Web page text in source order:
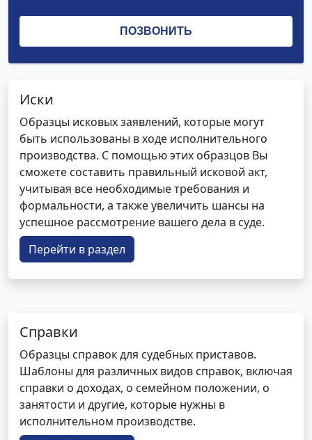
Иски
Образцы исковых заявлений, которые могут
быть использованы в ходе исполнительного
производства. С помощью этих образцов Вы
сможете составить правильный исковой акт,
учитывая все необходимые требования и
формальности, а также увеличить шансы на
успешное рассмотрение вашего дела в суде.
Перейти в раздел
Справки
Образцы справок для судебных приставов.
Шаблоны для различных видов справок, включая
справки о доходах, о семейном положении, о
занятости и другие, которые нужны в
исполнительном производстве.